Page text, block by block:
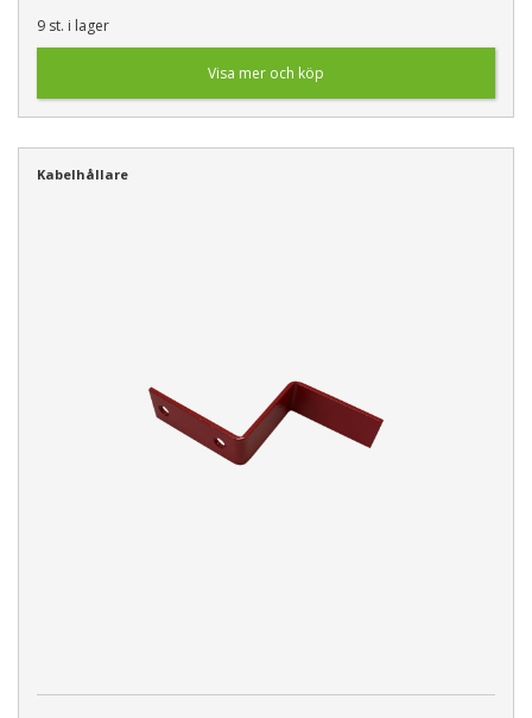
9 st. i lager
Visa mer och köp
Kabelhållare